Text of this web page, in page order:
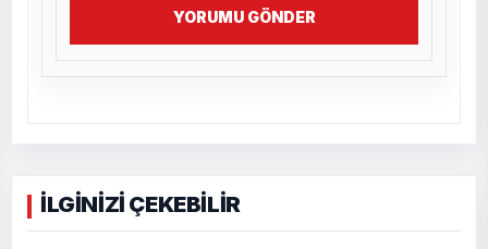
YORUMU GÖNDER
İLGİNİZİ ÇEKEBİLİR